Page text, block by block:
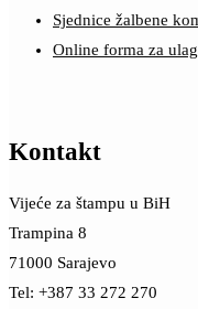
Sjednice žalbene
Online forma za
Kontakt
Vijeće za štampu u BiH
Trampina 8
71000 Sarajevo
Tel: +387 33 272 270